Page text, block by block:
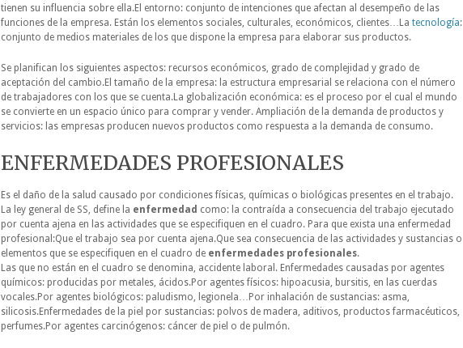
tienen su influencia sobre ella.El entorno: conjunto de intenciones que afectan al desempeño de las
funciones de la empresa. Están los elementos sociales, culturales, económicos, clientes…La tecnología:
conjunto de medios materiales de los que dispone la empresa para elaborar sus productos.
Se planifican los siguientes aspectos: recursos económicos, grado de complejidad y grado de
aceptación del cambio.El tamaño de la empresa: la estructura empresarial se relaciona con el número
de trabajadores con los que se cuenta.La globalización económica: es el proceso por el cual el mundo
se convierte en un espacio único para comprar y vender. Ampliación de la demanda de productos y
servicios: las empresas producen nuevos productos como respuesta a la demanda de consumo.
ENFERMEDADES PROFESIONALES
Es el daño de la salud causado por condiciones físicas, químicas o biológicas presentes en el trabajo.
La ley general de SS, define la enfermedad como: la contraída a consecuencia del trabajo ejecutado
por cuenta ajena en las actividades que se especifiquen en el cuadro. Para que exista una enfermedad
profesional:Que el trabajo sea por cuenta ajena.Que sea consecuencia de las actividades y sustancias o
elementos que se especifiquen en el cuadro de enfermedades profesionales.
Las que no están en el cuadro se denomina, accidente laboral. Enfermedades causadas por agentes
químicos: producidas por metales, ácidos.Por agentes físicos: hipoacusia, bursitis, en las cuerdas
vocales.Por agentes biológicos: paludismo, legionela…Por inhalación de sustancias: asma,
silicosis.Enfermedades de la piel por sustancias: polvos de madera, aditivos, productos farmacéuticos,
perfumes.Por agentes carcinógenos: cáncer de piel o de pulmón.